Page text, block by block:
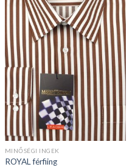
MINŐSÉGI INGEK
ROYAL férfiing